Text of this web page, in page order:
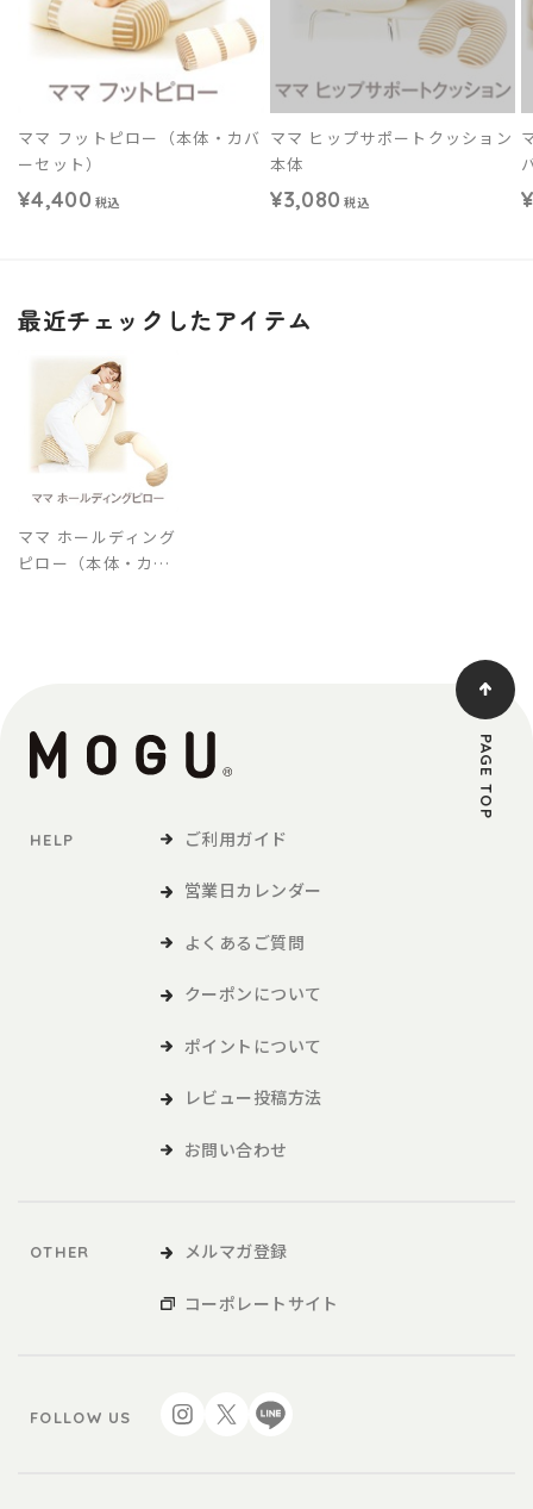
ママ フットピロー（本体・カバ
ーセット）
¥4,400 税込
ママ ヒップサポートクッション
本体
¥3,080 税込
最近チェックしたアイテム
ママ ホールディング
ピロー（本体・カバ
HELP ご利用ガイド
営業日カレンダー
よくあるご質問
クーポンについて
ポイントについて
レビュー投稿方法
お問い合わせ
OTHER メルマガ登録
コーポレートサイト
FOLLOW US
PAGE TOP